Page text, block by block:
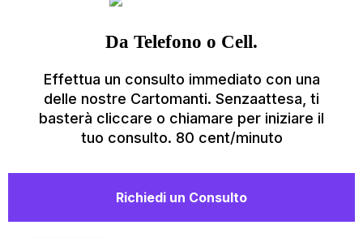
Da Telefono o Cell.
Effettua un consulto immediato con una
delle nostre Cartomanti. Senzaattesa, ti
basterà cliccare o chiamare per iniziare il
tuo consulto. 80 cent/minuto
Richiedi un Consulto